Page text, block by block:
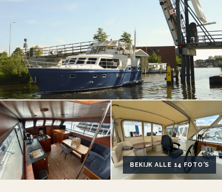
BEKIJK ALLE 14 FOTO'S